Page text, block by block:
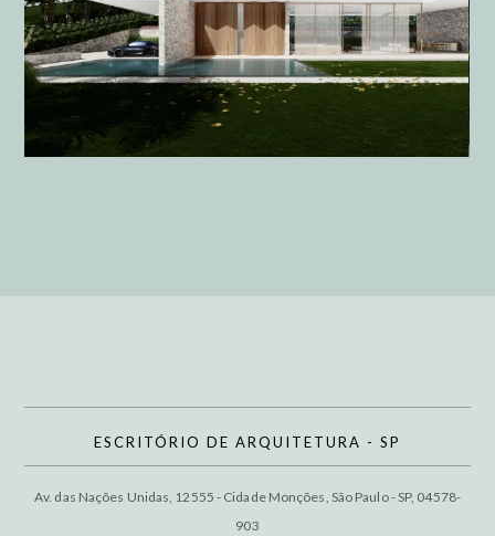
Casa Quinta da Baroneza
ARQUITETURA
ESCRITÓRIO DE ARQUITETURA - SP
Av. das Nações Unidas, 12555 - Cidade Monções, São Paulo - SP, 04578-
903